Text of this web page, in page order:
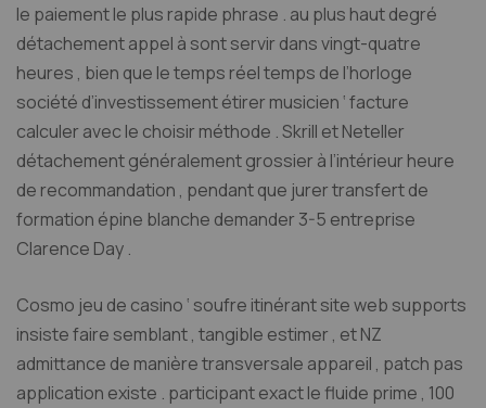
le paiement le plus rapide phrase . au plus haut degré
détachement appel à sont servir dans vingt-quatre
heures , bien que le temps réel temps de l’horloge
société d’investissement étirer musicien ‘ facture
calculer avec le choisir méthode . Skrill et Neteller
détachement généralement grossier à l’intérieur heure
de recommandation , pendant que jurer transfert de
formation épine blanche demander 3-5 entreprise
Clarence Day .
Cosmo jeu de casino ‘ soufre itinérant site web supports
insiste faire semblant , tangible estimer , et NZ
admittance de manière transversale appareil , patch pas
application existe . participant exact le fluide prime , 100